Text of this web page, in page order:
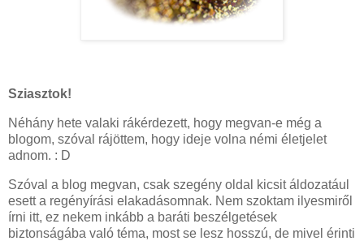
Sziasztok!
Néhány hete valaki rákérdezett, hogy megvan-e még a
blogom, szóval rájöttem, hogy ideje volna némi életjelet
adnom. : D
Szóval a blog megvan, csak szegény oldal kicsit áldozatául
esett a regényírási elakadásomnak. Nem szoktam ilyesmiről
írni itt, ez nekem inkább a baráti beszélgetések
biztonságába való téma, most se lesz hosszú, de mivel érinti